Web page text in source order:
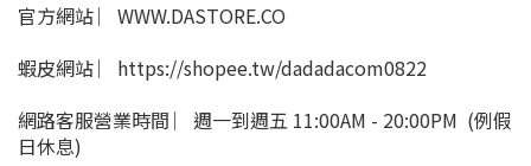
官方網站 ︳WWW.DASTORE.CO
蝦皮網站 ︳https://shopee.tw/dadadacom0822
網路客服營業時間 ︳週一到週五 11:00AM - 20:00PM (例假
日休息)